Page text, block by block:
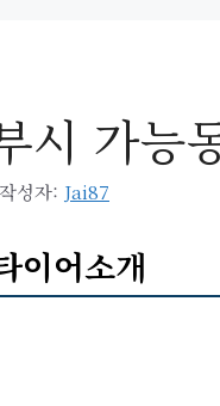
시 가능
작성자: Jai87
이어소개